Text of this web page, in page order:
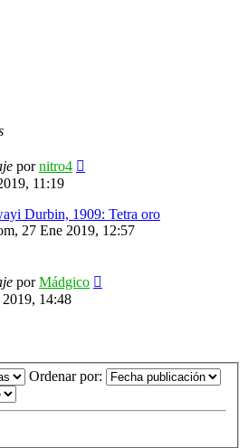
pornitro4
11:19
Durbin, 1909: Tetra oro
27 Ene 2019, 12:57
porMádgico
14:48
Ordenar por: